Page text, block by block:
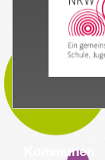
Kommunen